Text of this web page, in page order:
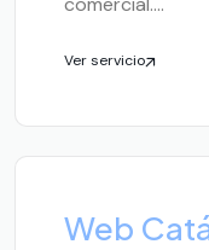
Ver servicio
Web